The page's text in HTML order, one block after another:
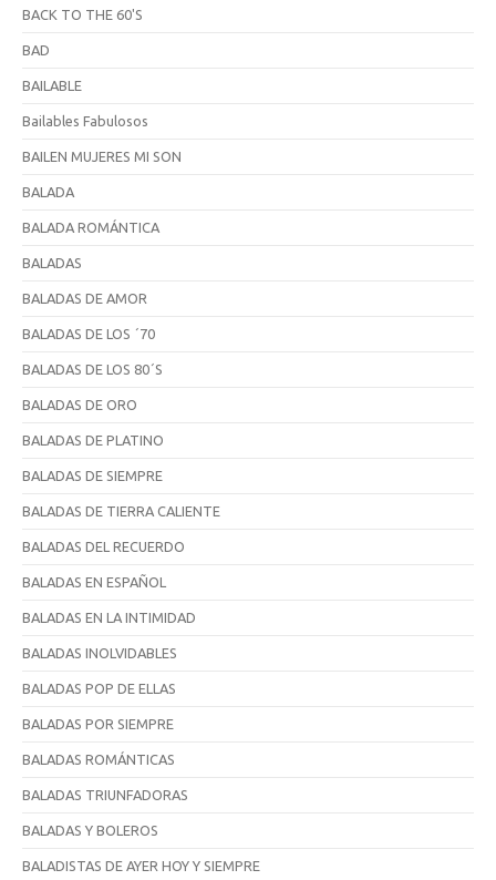
BACK TO THE 60'S
BAD
BAILABLE
Bailables Fabulosos
BAILEN MUJERES MI SON
BALADA
BALADA ROMÁNTICA
BALADAS
BALADAS DE AMOR
BALADAS DE LOS ´70
BALADAS DE LOS 80´S
BALADAS DE ORO
BALADAS DE PLATINO
BALADAS DE SIEMPRE
BALADAS DE TIERRA CALIENTE
BALADAS DEL RECUERDO
BALADAS EN ESPAÑOL
BALADAS EN LA INTIMIDAD
BALADAS INOLVIDABLES
BALADAS POP DE ELLAS
BALADAS POR SIEMPRE
BALADAS ROMÁNTICAS
BALADAS TRIUNFADORAS
BALADAS Y BOLEROS
BALADISTAS DE AYER HOY Y SIEMPRE